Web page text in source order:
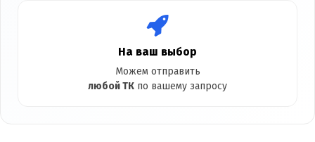
На ваш выбор
Можем отправить
любой ТК по вашему запросу